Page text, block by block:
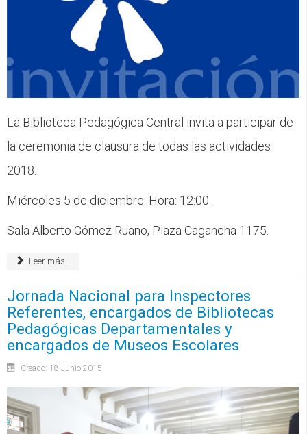
La Biblioteca Pedagógica Central invita a participar de
la ceremonia de clausura de todas las actividades
2018.
Miércoles 5 de diciembre. Hora: 12:00.
Sala Alberto Gómez Ruano, Plaza Cagancha 1175.
Leer más...
Jornada Nacional para Inspectores
Referentes, encargados de Bibliotecas
Pedagógicas Departamentales y
encargados de Museos Escolares
Creado: 18 Junio 2015